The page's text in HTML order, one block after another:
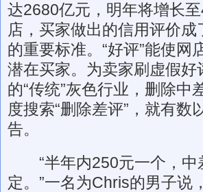
达2680亿元，明年将增长
店，买家做出的信用评价
的重要标准。“好评”能使
潜在买家。为卖家刷虚假
的“传统”灰色行业，删除
度搜索“删除差评”，就有
告。
“半年内250元一个，中
定。”一名为Chris的男子说